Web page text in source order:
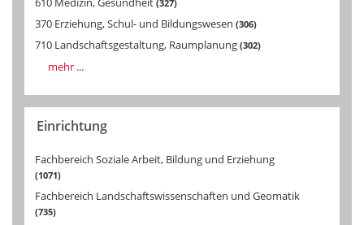
327
370 Erziehung, Schul- und Bildungswesen 306
710 Landschaftsgestaltung, Raumplanung 302
mehr ...
Einrichtung
Fachbereich Soziale Arbeit, Bildung und Erziehung
1071
Fachbereich Landschaftswissenschaften und Geomatik
735